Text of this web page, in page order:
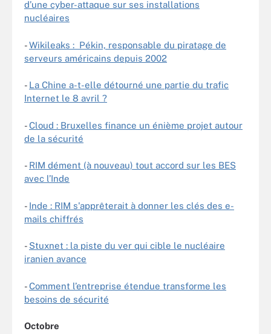
d’une cyber-attaque sur ses installations
nucléaires
-Wikileaks : Pékin, responsable du piratage de
serveurs américains depuis 2002
- La Chine a-t-elle détourné une partie du trafic
Internet le 8 avril ?
-Cloud : Bruxelles finance un énième projet autour
de la sécurité
- RIM dément (à nouveau) tout accord sur les BES
avec l’Inde
- Inde : RIM s'apprêterait à donner les clés des e-
mails chiffrés
- Stuxnet : la piste du ver qui cible le nucléaire
iranien avance
-Comment l’entreprise étendue transforme les
besoins de sécurité
Octobre